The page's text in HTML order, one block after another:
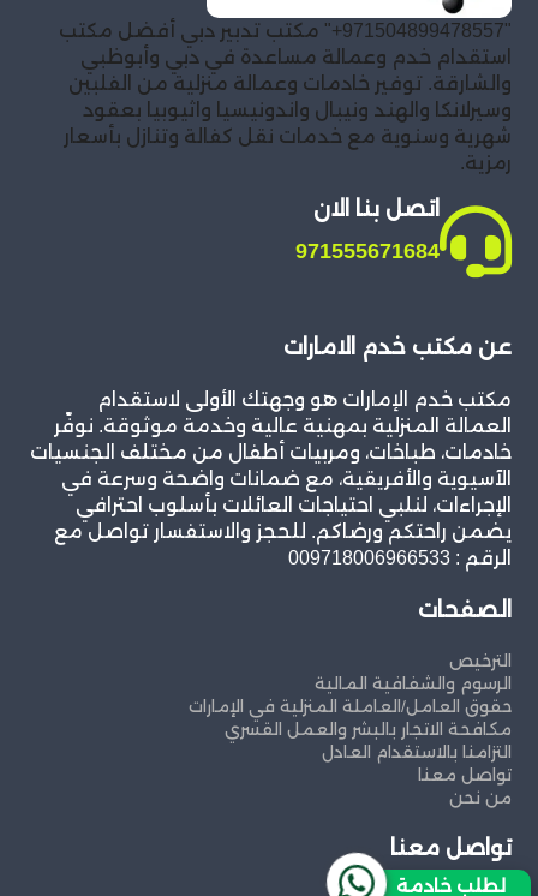
"971504899478557+" مكتب تدبير دبي أفضل مكتب
استقدام خدم وعمالة مساعدة في دبي وأبوظبي
والشارقة. توفير خادمات وعمالة منزلية من الفلبين
وسيرلانكا والهند ونيبال واندونيسيا واثيوبيا بعقود
شهرية وسنوية مع خدمات نقل كفالة وتنازل بأسعار
رمزية.
اتصل بنا الان
971555671684
عن مكتب خدم الامارات
مكتب خدم الإمارات هو وجهتك الأولى لاستقدام
العمالة المنزلية بمهنية عالية وخدمة موثوقة. نوفّر
خادمات، طباخات، ومربيات أطفال من مختلف الجنسيات
الآسيوية والأفريقية، مع ضمانات واضحة وسرعة في
الإجراءات، لنلبي احتياجات العائلات بأسلوب احترافي
يضمن راحتكم ورضاكم. للحجز والاستفسار تواصل مع
الرقم : 009718006966533
الصفحات
الترخيص
الرسوم والشفافية المالية
حقوق العامل/العاملة المنزلية في الإمارات
مكافحة الاتجار بالبشر والعمل القسري
التزامنا بالاستقدام العادل
تواصل معنا
من نحن
تواصل معنا
لطلب خادمة